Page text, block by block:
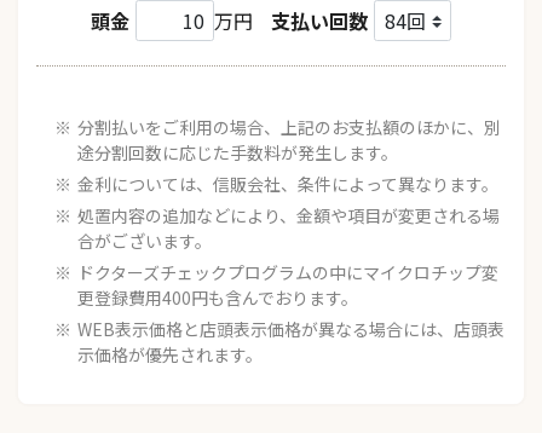
頭金
万円 支払い回数
分割払いをご利用の場合、上記のお支払額のほかに、別
途分割回数に応じた手数料が発生します。
金利については、信販会社、条件によって異なります。
処置内容の追加などにより、金額や項目が変更される場
合がございます。
ドクターズチェックプログラムの中にマイクロチップ変
更登録費用400円も含んでおります。
WEB表示価格と店頭表示価格が異なる場合には、店頭表
示価格が優先されます。